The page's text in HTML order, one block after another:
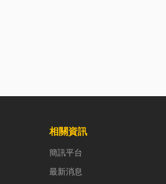
相關資訊
簡訊平台
最新消息